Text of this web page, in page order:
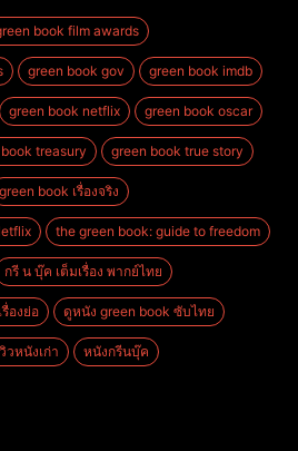
book film awards
green book gov green book imdb
green book netflix green book oscar
treasury green book true story
green book เรื่องจริง
the green book: guide to freedom
กรี น บุ๊ค เต็มเรื่อง พากย์ไทย
องย่อ ดูหนัง green book ซับไทย
วหนังเก่า หนังกรีนบุ๊ค